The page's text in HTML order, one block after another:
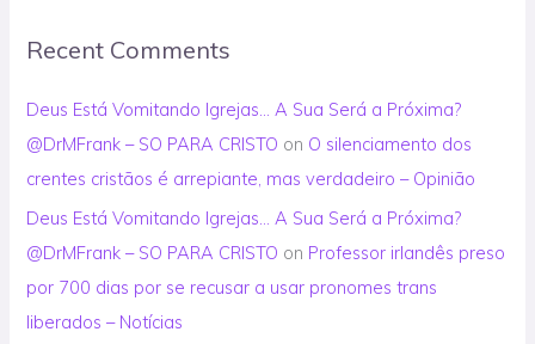
Recent Comments
Deus Está Vomitando Igrejas… A Sua Será a Próxima?
@DrMFrank – SO PARA CRISTO on O silenciamento dos
crentes cristãos é arrepiante, mas verdadeiro – Opinião
Deus Está Vomitando Igrejas… A Sua Será a Próxima?
@DrMFrank – SO PARA CRISTO on Professor irlandês preso
por 700 dias por se recusar a usar pronomes trans
liberados – Notícias